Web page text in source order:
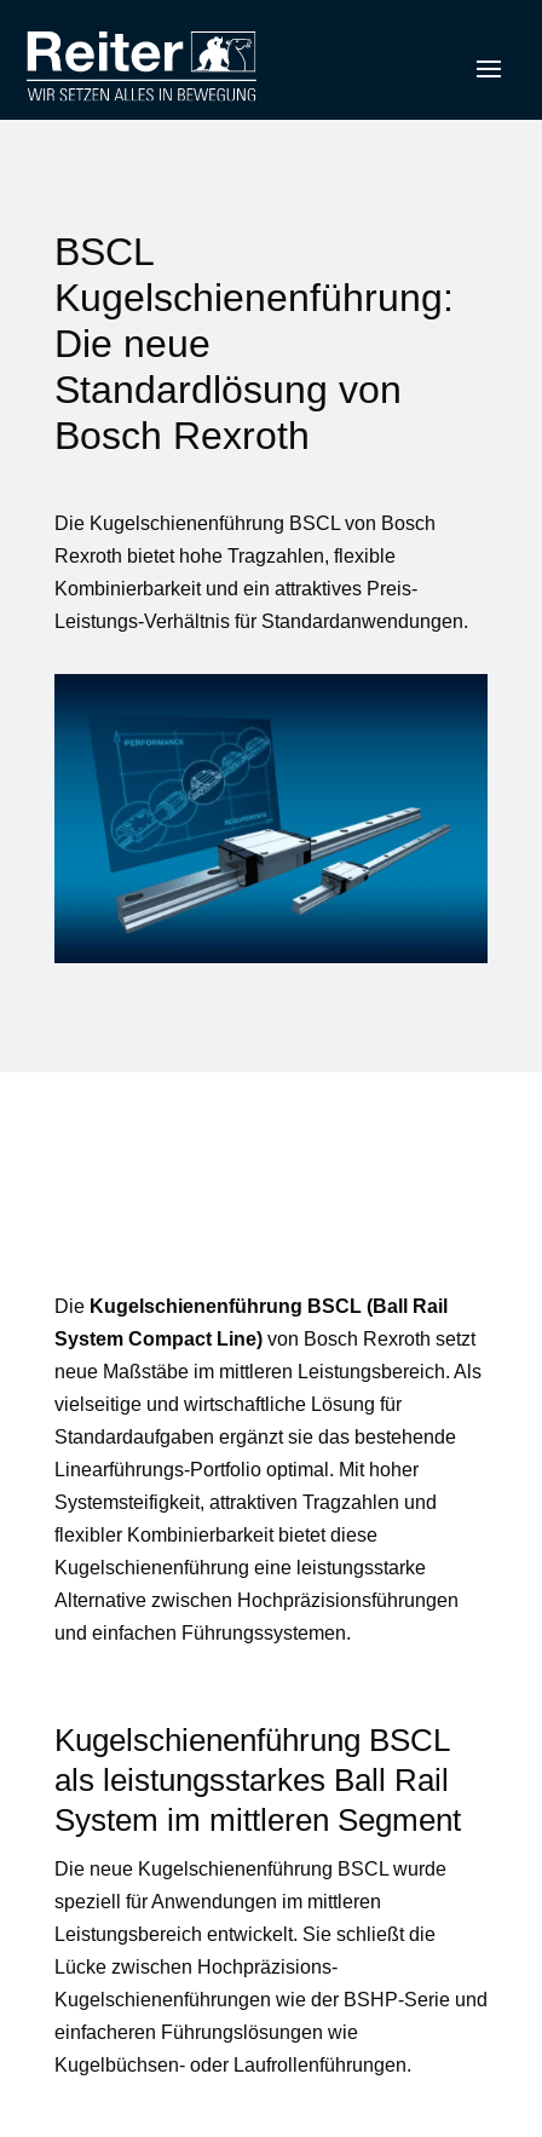
BSCL
Kugelschienenführung:
Die neue
Standardlösung von
Bosch Rexroth
Die Kugelschienenführung BSCL von Bosch
Rexroth bietet hohe Tragzahlen, flexible
Kombinierbarkeit und ein attraktives Preis-
Leistungs-Verhältnis für Standardanwendungen.
Die Kugelschienenführung BSCL (Ball Rail
System Compact Line)von Bosch Rexroth setzt
neue Maßstäbe im mittleren Leistungsbereich. Als
vielseitige und wirtschaftliche Lösung für
Standardaufgaben ergänzt sie das bestehende
Linearführungs-Portfolio optimal. Mit hoher
Systemsteifigkeit, attraktiven Tragzahlen und
flexibler Kombinierbarkeit bietet diese
Kugelschienenführung eine leistungsstarke
Alternative zwischen Hochpräzisionsführungen
und einfachen Führungssystemen.
Kugelschienenführung BSCL
als leistungsstarkes Ball Rail
System im mittleren Segment
Die neue Kugelschienenführung BSCL wurde
speziell für Anwendungen im mittleren
Leistungsbereich entwickelt. Sie schließt die
Lücke zwischen Hochpräzisions-
Kugelschienenführungen wie der BSHP-Serie und
einfacheren Führungslösungen wie
Kugelbüchsen- oder Laufrollenführungen.